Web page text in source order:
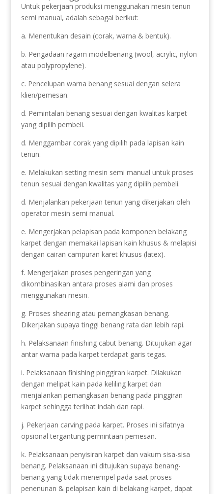
Untuk pekerjaan produksi menggunakan mesin tenun
semi manual, adalah sebagai berikut:
a. Menentukan desain (corak, warna & bentuk).
b. Pengadaan ragam modelbenang (wool, acrylic, nylon
atau polypropylene).
c. Pencelupan warna benang sesuai dengan selera
klien/pemesan.
d. Pemintalan benang sesuai dengan kwalitas karpet
yang dipilih pembeli.
d. Menggambar corak yang dipilih pada lapisan kain
tenun.
e. Melakukan setting mesin semi manual untuk proses
tenun sesuai dengan kwalitas yang dipilih pembeli.
d. Menjalankan pekerjaan tenun yang dikerjakan oleh
operator mesin semi manual.
e. Mengerjakan pelapisan pada komponen belakang
karpet dengan memakai lapisan kain khusus & melapisi
dengan cairan campuran karet khusus (latex).
f. Mengerjakan proses pengeringan yang
dikombinasikan antara proses alami dan proses
menggunakan mesin.
g. Proses shearing atau pemangkasan benang.
Dikerjakan supaya tinggi benang rata dan lebih rapi.
h. Pelaksanaan finishing cabut benang. Ditujukan agar
antar warna pada karpet terdapat garis tegas.
i. Pelaksanaan finishing pinggiran karpet. Dilakukan
dengan melipat kain pada keliling karpet dan
menjalankan pemangkasan benang pada pinggiran
karpet sehingga terlihat indah dan rapi.
j. Pekerjaan carving pada karpet. Proses ini sifatnya
opsional tergantung permintaan pemesan.
k. Pelaksanaan penyisiran karpet dan vakum sisa-sisa
benang. Pelaksanaan ini ditujukan supaya benang-
benang yang tidak menempel pada saat proses
penenunan & pelapisan kain di belakang karpet, dapat